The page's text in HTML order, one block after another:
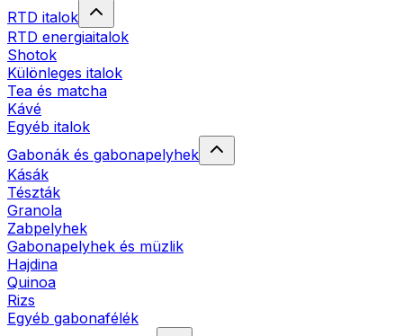
RTD italok
RTD energiaitalok
Shotok
Különleges italok
Tea és matcha
Kávé
Egyéb italok
Gabonák és gabonapelyhek
Kásák
Tészták
Granola
Zabpelyhek
Gabonapelyhek és müzlik
Hajdina
Quinoa
Rizs
Egyéb gabonafélék